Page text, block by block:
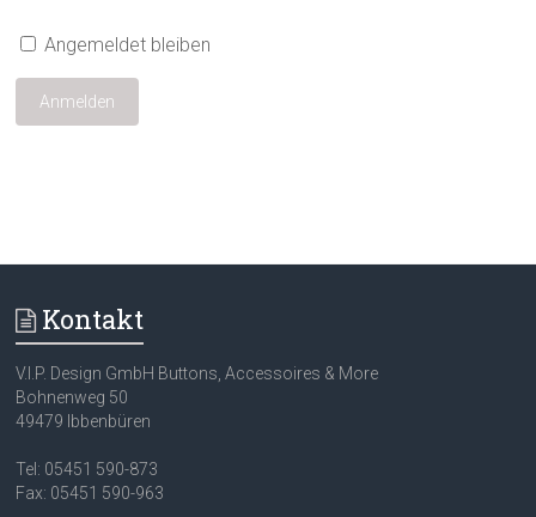
Angemeldet bleiben
Kontakt
V.I.P. Design GmbH Buttons, Accessoires & More
Bohnenweg 50
49479 Ibbenbüren
Tel: 05451 590-873
Fax: 05451 590-963